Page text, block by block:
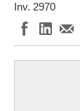
Inv. 2970